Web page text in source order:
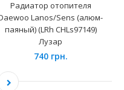
Радиатор отопителя
Lanos/Sens (алюм-
паяный) (LRh CHLs97149)
Лузар
740 грн.